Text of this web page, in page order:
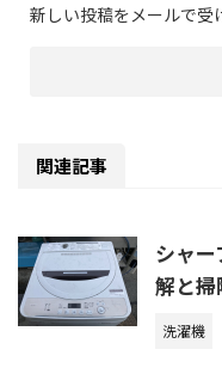
新しい投稿をメールで受
関連記事
シャ
解と
洗濯機